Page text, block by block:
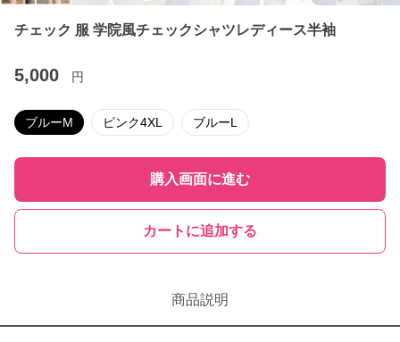
チェック 服 学院風チェックシャツレディース半袖
5,000 円
ブルーM ピンク4XL ブルーL
購入画面に進む
カートに追加する
商品説明